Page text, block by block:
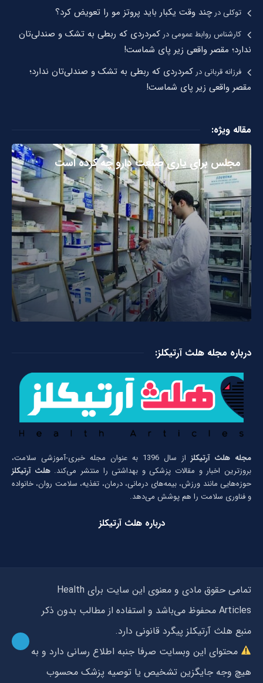
توکلیدرچند وقت یکبار باید پروتز مو را تعویض کرد؟
کارشناس روابط عمومیدر کمردردی که ربطی به تشک و صندلی‌تان
ندارد؛ مقصر واقعی زیر پای شماست!
فرزانه قربانیدر کمردردی که ربطی به تشک و صندلی‌تان ندارد؛
مقصر واقعی زیر پای شماست!
مقاله ویژه:
مجلس برای یاری صنعت دارو چه کرده است
درباره مجله هلث آرتیکلز:
مجله هلث آرتیکلز
از سال 1396 به عنوان مجله خبری-آموزشی سلامت،
بروزترین اخبار و مقالات پزشکی و بهداشتی را منتشر می‌کند.هلث آرتیکلز
حوزه‌هایی مانند ورزش، بیمه‌های درمانی، درمان، تغذیه، سلامت روان، خانواده
و فناوری سلامت را هم پوشش می‌دهد.
درباره هلث آرتیکلز
تمامی حقوق مادی و معنوی این سایت برای Health
Articles محفوظ می‌باشد و استفاده از مطالب بدون ذکر
منبع هلث آرتیکلز پیگرد قانونی دارد.
محتوای این وبسایت صرفا جنبه اطلاع رسانی دارد و به
هیچ وجه جایگزین تشخیص یا توصیه پزشک محسوب